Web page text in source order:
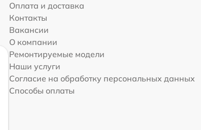
Оплата и доставка
Контакты
Вакансии
О компании
Ремонтируемые модели
Наши услуги
Согласие на обработку персональных данных
Способы оплаты